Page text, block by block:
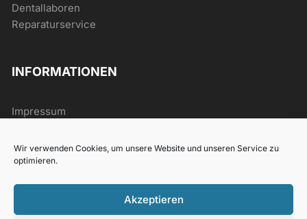
Wir verwenden Cookies, um unsere Website und unseren Service zu
optimieren.
Akzeptieren
Dentallaboren
Reparaturservice
INFORMATIONEN
Impressum
Datenschutz
Widerrufsrecht